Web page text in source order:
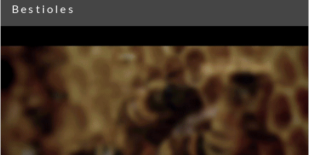
Bestioles